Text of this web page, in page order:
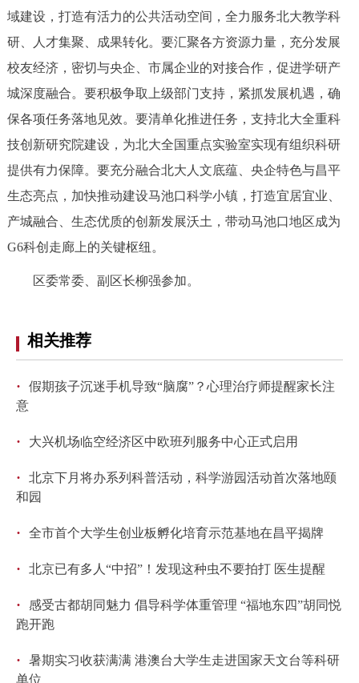
域建设，打造有活力的公共活动空间，全力服务北大教学科
研、人才集聚、成果转化。要汇聚各方资源力量，充分发展
校友经济，密切与央企、市属企业的对接合作，促进学研产
城深度融合。要积极争取上级部门支持，紧抓发展机遇，确
保各项任务落地见效。要清单化推进任务，支持北大全重科
技创新研究院建设，为北大全国重点实验室实现有组织科研
提供有力保障。要充分融合北大人文底蕴、央企特色与昌平
生态亮点，加快推动建设马池口科学小镇，打造宜居宜业、
产城融合、生态优质的创新发展沃土，带动马池口地区成为
G6科创走廊上的关键枢纽。
区委常委、副区长柳强参加。
相关推荐
·
假期孩子沉迷手机导致“脑腐”？心理治疗师提醒家长注
意
· 大兴机场临空经济区中欧班列服务中心正式启用
·
北京下月将办系列科普活动，科学游园活动首次落地颐
和园
· 全市首个大学生创业板孵化培育示范基地在昌平揭牌
· 北京已有多人“中招”！发现这种虫不要拍打 医生提醒
·
感受古都胡同魅力 倡导科学体重管理 “福地东四”胡同悦
跑开跑
·
暑期实习收获满满 港澳台大学生走进国家天文台等科研
单位